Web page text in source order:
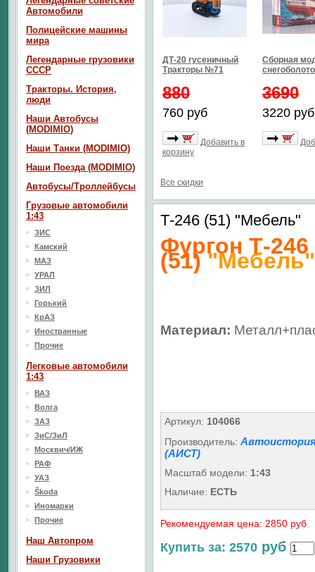
ДТ-20 гусеничный
Тракторы №71
880
760 руб
Добавить в
корзину
Сборная
3690
3220 руб
Все скидки
Т-246 (51) "Мебель"
Фургон Т-246
(51)"Мебель"
Материал:
Артикул: 104066
Производитель:
(АИСТ)
Масштаб модели: 1:43
Наличие: ЕСТЬ
Рекомендуемая цена: 2850 руб
Купить за: 2570 руб
Автомобили
Полицейские машины
мира
Легендарные грузовики
СССР
Тракторы. История,
люди
Наши Автобусы
(MODIMIO)
Наши Танки (MODIMIO)
Наши Поезда (MODIMIO)
Автобусы/Троллейбусы
Грузовые автомобили
1:43
ЗИС
Камский
МАЗ
УРАЛ
ЗИЛ
Горький
КрАЗ
Иностранные
Прочие
Легковые автомобили
1:43
ВАЗ
Волга
ЗАЗ
ЗиС/ЗиЛ
Москвич/ИЖ
РАФ
УАЗ
Škoda
Иномарки
Прочие
Наш Aвтопром
Наши Грузовики